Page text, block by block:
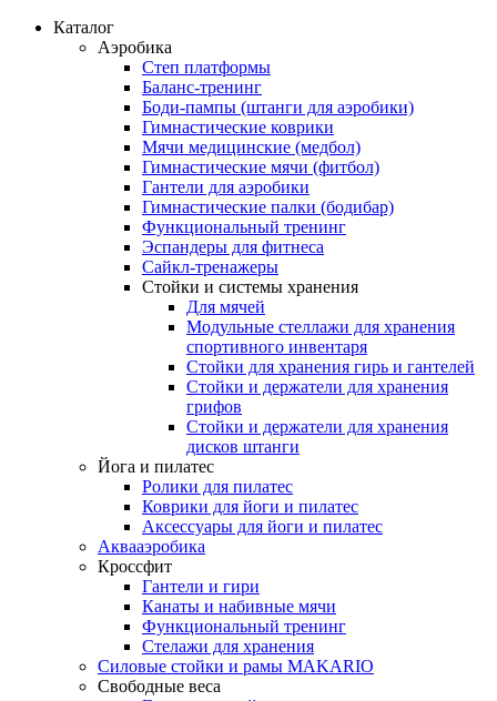
Каталог
Аэробика
Степ платформы
Баланс-тренинг
Боди-пампы (штанги для аэробики)
Гимнастические коврики
Мячи медицинские (медбол)
Гимнастические мячи (фитбол)
Гантели для аэробики
Гимнастические палки (бодибар)
Функциональный тренинг
Эспандеры для фитнеса
Сайкл-тренажеры
Стойки и системы хранения
Для мячей
Модульные стеллажи для хранения
спортивного инвентаря
Стойки для хранения гирь и гантелей
Стойки и держатели для хранения
грифов
Стойки и держатели для хранения
дисков штанги
Йога и пилатес
Ролики для пилатес
Коврики для йоги и пилатес
Аксессуары для йоги и пилатес
Аквааэробика
Кроссфит
Гантели и гири
Канаты и набивные мячи
Функциональный тренинг
Стелажи для хранения
Силовые стойки и рамы MAKARIO
Свободные веса